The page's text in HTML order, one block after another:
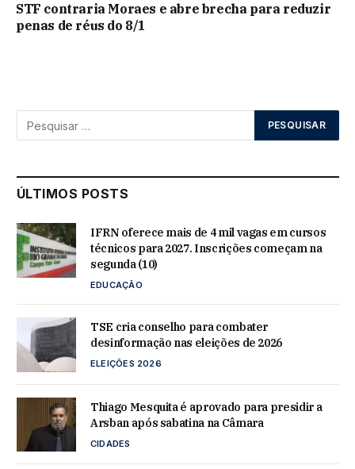
STF contraria Moraes e abre brecha para reduzir
penas de réus do 8/1
ÚLTIMOS POSTS
IFRN oferece mais de 4 mil vagas em cursos
técnicos para 2027. Inscrições começam na
segunda (10)
EDUCAÇÃO
TSE cria conselho para combater
desinformação nas eleições de 2026
ELEIÇÕES 2026
Thiago Mesquita é aprovado para presidir a
Arsban após sabatina na Câmara
CIDADES